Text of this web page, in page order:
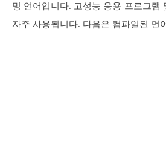
밍 언어입니다. 고성능 응용 프로그램
자주 사용됩니다. 다음은 컴파일된 언